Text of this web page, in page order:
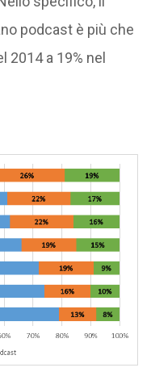
podcast è più che
2014 a 19% nel